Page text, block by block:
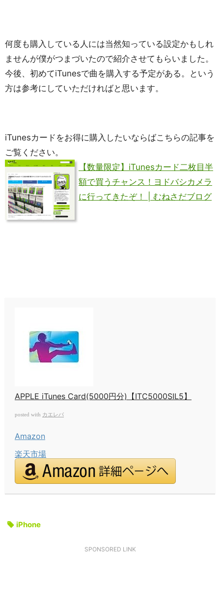
何度も購入している人には当然知っている設定かもしれ
ませんが僕がつまづいたので紹介させてもらいました。
今後、初めてiTunesで曲を購入する予定がある。という
方は参考にしていただければと思います。
iTunesカードをお得に購入したいならばこちらの記事を
ご覧ください。
【数量限定】iTunesカード二枚目半
額で買うチャンス！ヨドバシカメラ
に行ってきたぞ！ | むねさだブログ
APPLE iTunes Card(5000円分)【ITC5000SIL5】
posted with カエレバ
Amazon
楽天市場
iPhone
SPONSORED LINK